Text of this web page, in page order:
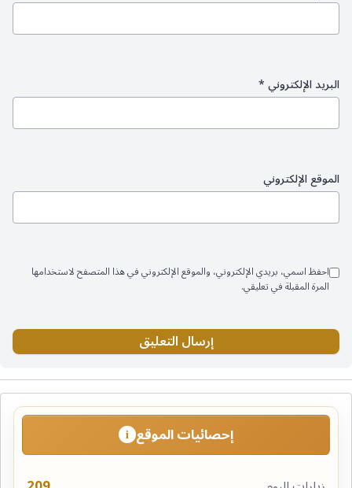
البريد الإلكتروني*
الموقع الإلكتروني
احفظ اسمي، بريدي الإلكتروني، والموقع الإلكتروني في هذا المتصفح لاستخدامها
المرة المقبلة في تعليقي.
إحصائيات الموقع i